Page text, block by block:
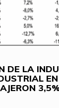
DE LA